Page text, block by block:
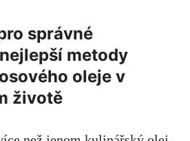
správné
metody
oleje v
životě